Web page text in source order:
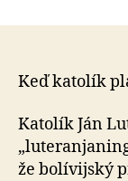
Keď katolík
Katolík Ján
že bolívijský